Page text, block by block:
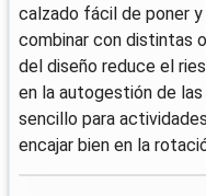
calzado fácil de poner
combinar con distintas
del diseño reduce el
en la autogestión de las
sencillo para
encajar bien en la